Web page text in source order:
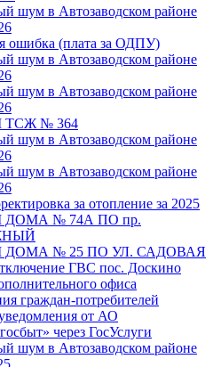
шум в Автозаводском районе
ошибка (плата за ОДПУ)
шум в Автозаводском районе
шум в Автозаводском районе
№ 364
шум в Автозаводском районе
шум в Автозаводском районе
за отопление за 2025
№ 74А ПО пр.
№ 25 ПО УЛ. САДОВАЯ
ГВС пос. Доскино
офиса
граждан-потребителей
от АО
через ГосУслуги
шум в Автозаводском районе